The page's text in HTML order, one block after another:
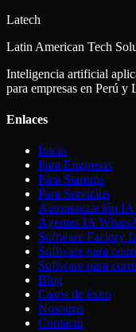
Latech
Latin American Tech
Inteligencia artificial
para empresas en Perú y
Enlaces
Inicio
Para Empresas
Para Startups
Para Servicios
Automatización IA
Agentes IA
Software Factory
Software para
Software para
Blog
Casos de éxito
Nosotros
Contacto